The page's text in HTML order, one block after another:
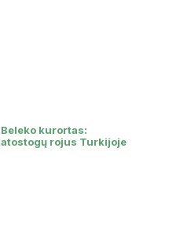
Beleko kurortas:
atostogų rojus Turkijoje